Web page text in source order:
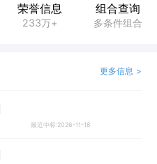
荣誉信息
233万+
组合查询
多条件组合
更多信息 >
最近中标:2026-11-18